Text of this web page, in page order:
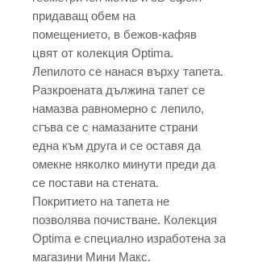
придаващ обем на
помещението, в бежов-кафяв
цвят от колекция Optima.
Лепилото се нанася върху тапета.
Разкроената дължина тапет се
намазва равномерно с лепило,
сгъва се с намазаните страни
една към друга и се оставя да
омекне няколко минути преди да
се постави на стената.
Покритието на тапета не
позволява почистване. Колекция
Optima е специално изработена за
магазини Мини Макс.